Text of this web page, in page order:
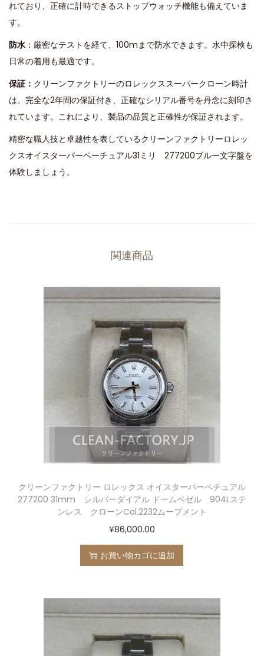
れており、正確に計時できるストップウォッチ機能も備えていま
す。
防水：厳密なテストを経て、100mまで防水できます。水中探検も
日常の着用も最適です。
保証： クリーンファクトリーのロレックススーパークローン時計
は、完全な2年間の保証付き、正確なシリアル番号を丹念に刻印さ
れています。これにより、製品の品質と正確性が保証されます。
精密な職人技と卓越性を表しているクリーンファクトリーロレッ
クスオイスターパーペーチュアル31ミリ 277200ブルー文字盤を
体験しましょう。
関連商品
クリーンファクトリー ロレックス オイスターパーペチュアル
277200 31mm シルバーダイアル ドームベゼル 904Lステ
ンレス クローンCal.2232ムーブメント
¥86,000.00
お買い物カゴに追加